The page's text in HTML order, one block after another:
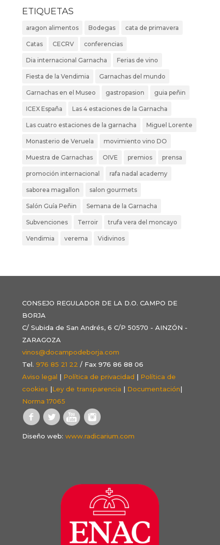
ETIQUETAS
aragon alimentos Bodegas cata de primavera
Catas CECRV conferencias
Dia internacional Garnacha Ferias de vino
Fiesta de la Vendimia Garnachas del mundo
Garnachas en el Museo gastropasion guia peñin
ICEX España Las 4 estaciones de la Garnacha
Las cuatro estaciones de la garnacha Miguel Lorente
Monasterio de Veruela movimiento vino DO
Muestra de Garnachas OIVE premios prensa
promoción internacional rafa nadal academy
saborea magallon salon gourmets
Salón Guía Peñin Semana de la Garnacha
Subvenciones Terroir trufa vera del moncayo
Vendimia verema Vidivinos
CONSEJO REGULADOR DE LA D.O. CAMPO DE
BORJA
C/ Subida de San Andrés, 6 C/P 50570 - AINZÓN -
ZARAGOZA
vinos@docampodeborja.com
Tel. 976 85 21 22 / Fax 976 86 88 06
Aviso legal | Política de privacidad | Política de
cookies |Ley de transparencia | Documentación|
Norma 17065
Diseño web: www.radicarium.com